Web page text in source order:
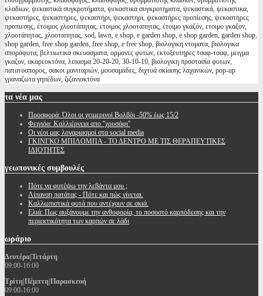
κλαδιων, ψεκαστικά συγκροτήματα, ψεκαστικα συγκροτηματα, ψεκαστικά, ψεκαστικα,
ψεκαστήρες, ψεκαστηρες, ψεκαστήρι, ψεκαστηρι, ψεκαστήρες προπίεσης, ψεκαστηρες
προπιεσης, έτοιμος χλοοτάπητας, ετοιμος χλοοταπητας, έτοιμο γκαζόν, ετοιμο γκαζον,
χλοοτάπητας, χλοοταπητας, sod, lawn, e shop, e garden shop, e shop garden, garden shop,
shop garden, free shop garden, free shop, e free shop, βιολογικη ντοματα, βιολογικα
σπορόφυτα, βελτιωτικα σκευασματα, ορμονες φυτων, εκτοξευτηρες τσαφ-τσαφ, μειγμα
γκαζον, ακαρεοκτόνα, λιπασμα 20-20-20, 30-10-10, βιολογικη προστασία φυτων,
πατατοσπορος, σακοι μανιταριών, μουσαμάδες, διχτυά σκίασης λαχανικών, pop-up
γραναζωτα γηπέδων, ζιζανιοκτόνα
τα νέα μας
Προσφορά: Όλοι οι χειμερινοί Βολβόι -50% έως 15/2
Φειγιόα: Καλλιέργεια απο ''χρυσάφι''
Oι νέοι μας λογαριασμοί στα social media
ΓΚΙΝΓΚΟ ΜΠΙΛΟΜΠΑ - ΤΟ ΔΕΝΤΡΟ ΜΕ ΤΙΣ ΘΕΡΑΠΕΥΤΙΚΕΣ
ΙΔΙΟΤΗΤΕΣ
γεωπονικές συμβουλές
Πότε να φυτέψω την λεβάντα μου ;
Λίπανση πατάτας - Πότε και πώς γίνεται.
Καλλωπιστικά φυτά που αντέχουν σε σκιά.
Ελιά: Πως αυξάνουμε την ανθοφορία, το ποσοστό καρπόδεσης και την
περιεκτικότητα των καρπών σε λάδι
ωράριο
Δευτέρα|Τετάρτη
09:00-16:00
Τρίτη|Πέμπτη|Παρασκευή
09:00-16:00